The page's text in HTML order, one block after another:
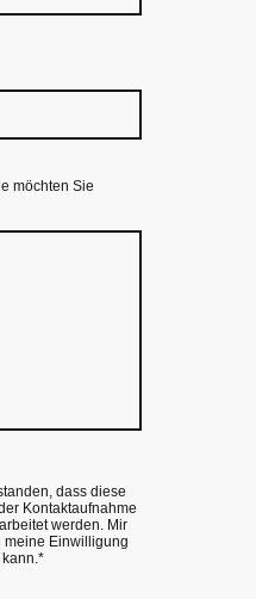
möchten Sie
dass diese
Kontaktaufnahme
werden. Mir
meine Einwilligung
*